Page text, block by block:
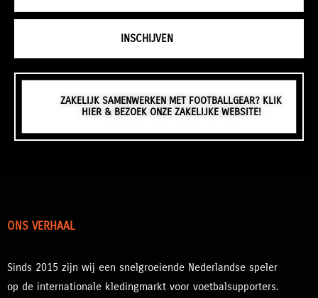
INSCHIJVEN
ZAKELIJK SAMENWERKEN MET FOOTBALLGEAR? KLIK
HIER & BEZOEK ONZE ZAKELIJKE WEBSITE!
ONS VERHAAL
Sinds 2015 zijn wij een snelgroeiende Nederlandse speler
op de internationale kledingmarkt voor voetbalsupporters.